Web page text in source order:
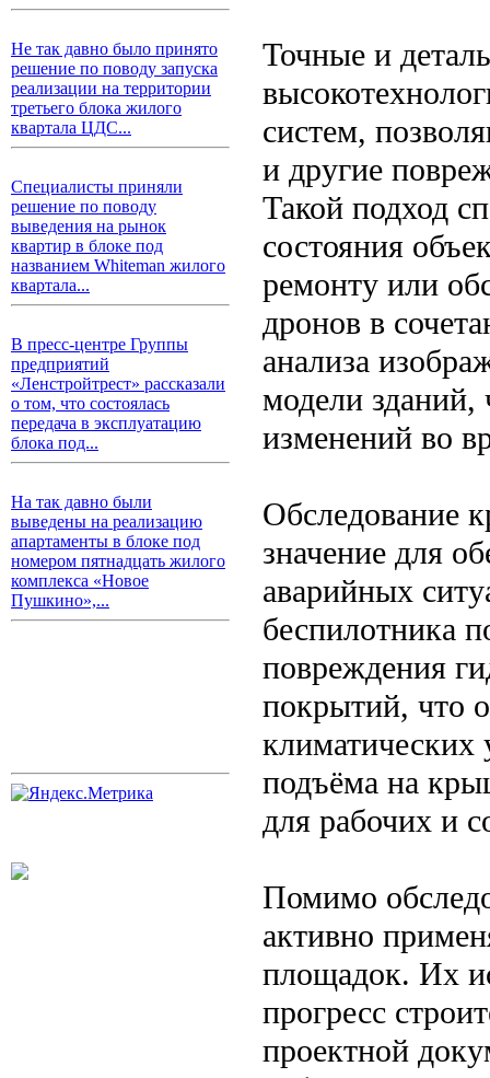
Не так давно было принято
решение по поводу запуска
реализации на территории
третьего блока жилого
квартала ЦДС...
Специалисты приняли
решение по поводу
выведения на рынок
квартир в блоке под
названием Whiteman жилого
квартала...
В пресс-центре Группы
предприятий
«Ленстройтрест» рассказали
о том, что состоялась
передача в эксплуатацию
блока под...
На так давно были
выведены на реализацию
апартаменты в блоке под
номером пятнадцать жилого
комплекса «Новое
Пушкино»,...
Точные и
систем,
и другие
Такой подход
состояния
ремонту или
дронов в
анализа
модели зданий,
изменений во
Обследование
значение для
аварийных
беспилотника
повреждения
покрытий, что
климатических
подъёма на
для рабочих и
Помимо
активно
площадок. Их
прогресс
проектной